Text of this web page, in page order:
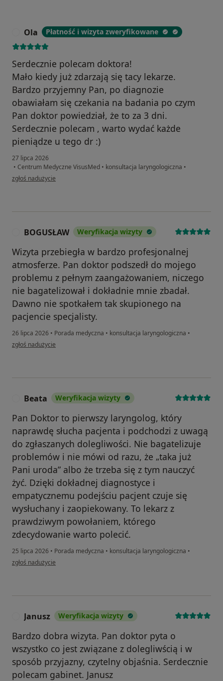
Ola Płatność i wizyta zweryfikowane
Serdecznie polecam doktora!
Mało kiedy już zdarzają się tacy lekarze.
Bardzo przyjemny Pan, po diagnozie
obawiałam się czekania na badania po czym
Pan doktor powiedział, że to za 3 dni.
Serdecznie polecam , warto wydać każde
pieniądze u tego dr :)
27 lipca 2026
• Centrum Medyczne VisusMed • konsultacja laryngologiczna •
w opinii użytkownika Ola
zgłoś nadużycie
BOGUSŁAW Weryfikacja wizyty
Wizyta przebiegła w bardzo profesjonalnej
atmosferze. Pan doktor podszedł do mojego
problemu z pełnym zaangażowaniem, niczego
nie bagatelizował i dokładnie mnie zbadał.
Dawno nie spotkałem tak skupionego na
pacjencie specjalisty.
26 lipca 2026 • Porada medyczna • konsultacja laryngologiczna •
w opinii użytkownika BOGUSŁAW
zgłoś nadużycie
Beata Weryfikacja wizyty
Pan Doktor to pierwszy laryngolog, który
naprawdę słucha pacjenta i podchodzi z uwagą
do zgłaszanych dolegliwości. Nie bagatelizuje
problemów i nie mówi od razu, że „taka już
Pani uroda” albo że trzeba się z tym nauczyć
żyć. Dzięki dokładnej diagnostyce i
empatycznemu podejściu pacjent czuje się
wysłuchany i zaopiekowany. To lekarz z
prawdziwym powołaniem, którego
zdecydowanie warto polecić.
25 lipca 2026 • Porada medyczna • konsultacja laryngologiczna •
w opinii użytkownika Beata
zgłoś nadużycie
Janusz Weryfikacja wizyty
Bardzo dobra wizyta. Pan doktor pyta o
wszystko co jest związane z dolegliwścią i w
sposób przyjazny, czytelny objaśnia. Serdecznie
polecam gabinet. Janusz